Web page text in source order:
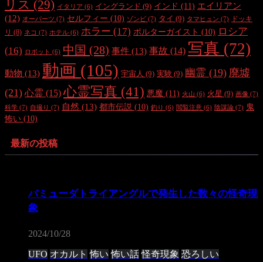
リス (29) イタリア (6) イングランド (9) インド (11) エイリアン
(12) オーパーツ (7) セルフィー (10) ゾンビ (7) タイ (9) タマヒュン (7)
ドッキ
リ (8) ネコ (7) ホテル (6) ホラー (17) ポルターガイスト (10) ロシア
(16)
ロボット (6) 中国 (28) 事件 (13) 事故 (14) 写真 (72)
動物 (13) 動画 (105) 宇宙人 (9) 実験 (9) 幽霊 (19) 廃墟
(21) 心霊 (15) 心霊写真 (41) 悪魔 (11) 火山 (6) 火星 (9) 画像 (7)
科学 (7) 自撮り (7) 自然 (13) 都市伝説 (10) 釣り (6) 閲覧注意 (6) 陰謀論 (7) 鬼
怖い (10)
最新の投稿
バミューダトライアングルで発生した数々の怪奇現
象
2024/10/28
UFO オカルト 怖い 怖い話 怪奇現象 恐ろしい